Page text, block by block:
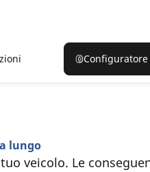
lungo
veicolo. Le